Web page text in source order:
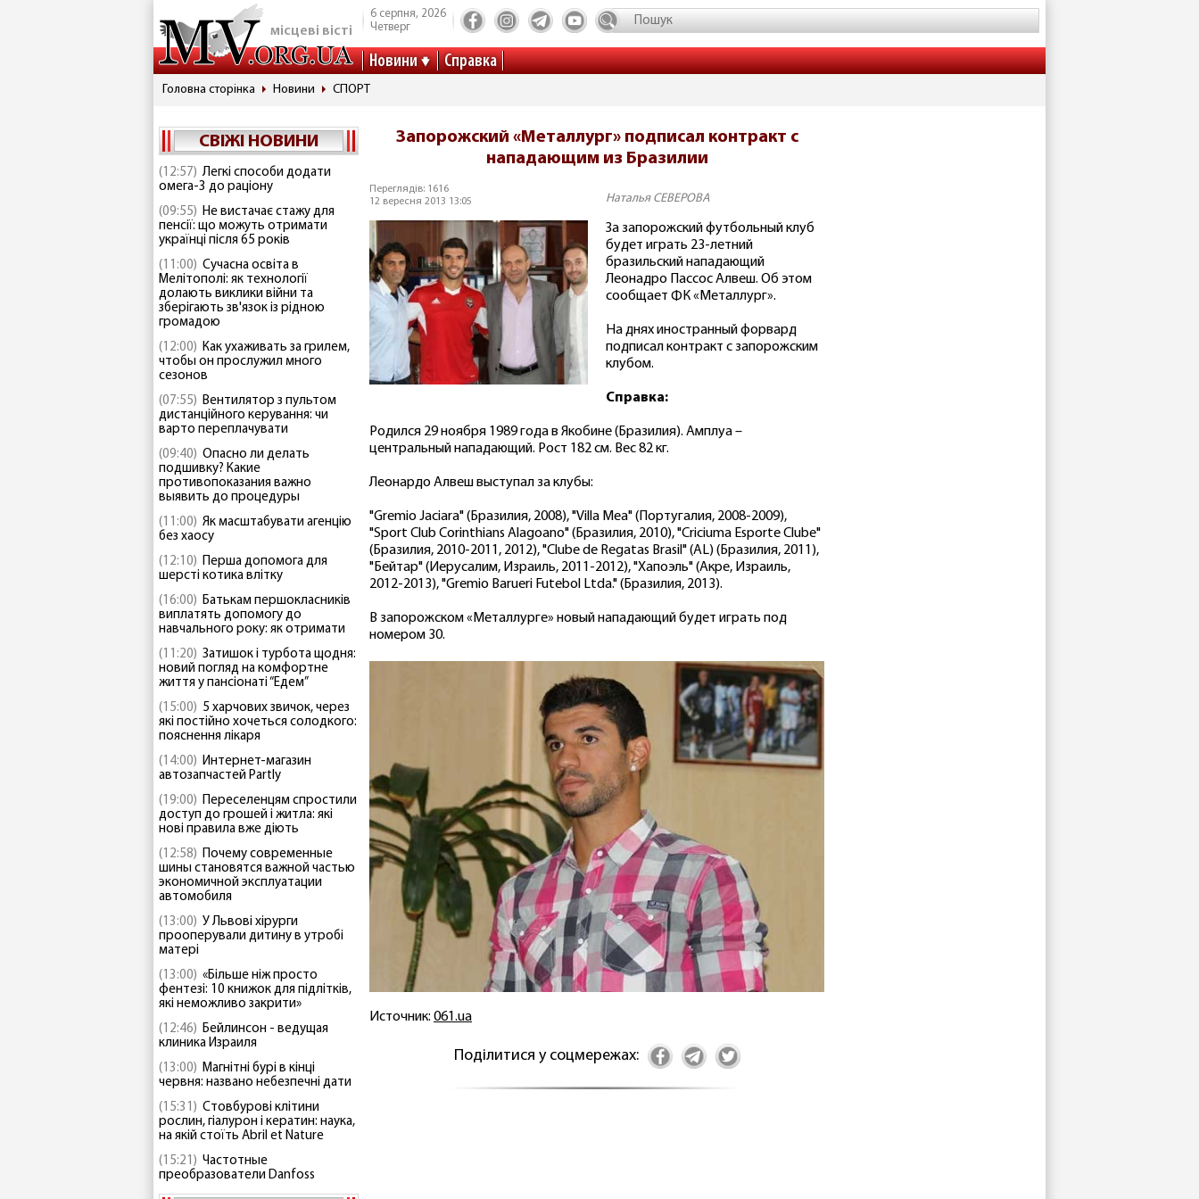
місцеві вісті
6 серпня, 2026
Четверг
Новини Справка
Головна сторінка Новини СПОРТ
СВІЖІ НОВИНИ
(12:57) Легкі способи додати
омега-3 до раціону
(09:55) Не вистачає стажу для
пенсії: що можуть отримати
українці після 65 років
(11:00) Сучасна освіта в
Мелітополі: як технології
долають виклики війни та
зберігають зв'язок із рідною
громадою
(12:00) Как ухаживать за грилем,
чтобы он прослужил много
сезонов
(07:55) Вентилятор з пультом
дистанційного керування: чи
варто переплачувати
(09:40) Опасно ли делать
подшивку? Какие
противопоказания важно
выявить до процедуры
(11:00) Як масштабувати агенцію
без хаосу
(12:10) Перша допомога для
шерсті котика влітку
(16:00) Батькам першокласників
виплатять допомогу до
навчального року: як отримати
(11:20) Затишок і турбота щодня:
новий погляд на комфортне
життя у пансіонаті “Едем”
(15:00) 5 харчових звичок, через
які постійно хочеться солодкого:
пояснення лікаря
(14:00) Интернет-магазин
автозапчастей Partly
(19:00) Переселенцям спростили
доступ до грошей і житла: які
нові правила вже діють
(12:58) Почему современные
шины становятся важной частью
экономичной эксплуатации
автомобиля
(13:00) У Львові хірурги
прооперували дитину в утробі
матері
(13:00) «Більше ніж просто
фентезі: 10 книжок для підлітків,
які неможливо закрити»
(12:46) Бейлинсон - ведущая
клиника Израиля
(13:00) Магнітні бурі в кінці
червня: названо небезпечні дати
(15:31) Стовбурові клітини
рослин, гіалурон і кератин: наука,
на якій стоїть Abril et Nature
(15:21) Частотные
преобразователи Danfoss
Запорожский «Металлург» подписал контракт с
нападающим из Бразилии
Переглядів: 1616
12 вересня 2013 13:05
Наталья СЕВЕРОВА
За запорожский футбольный клуб
будет играть 23-летний
бразильский нападающий
Леонадро Пассос Алвеш. Об этом
сообщает ФК «Металлург».
На днях иностранный форвард
подписал контракт с запорожским
клубом.
Справка:
Родился 29 ноября 1989 года в Якобине (Бразилия). Амплуа –
центральный нападающий. Рост 182 см. Вес 82 кг.
Леонардо Алвеш выступал за клубы:
"Gremio Jaciara" (Бразилия, 2008), "Villa Mea" (Португалия, 2008-2009),
"Sport Club Corinthians Alagoano" (Бразилия, 2010), "Criciuma Esporte Clube"
(Бразилия, 2010-2011, 2012), "Clube de Regatas Brasil" (AL) (Бразилия, 2011),
"Бейтар" (Иерусалим, Израиль, 2011-2012), "Хапоэль" (Акре, Израиль,
2012-2013), "Gremio Barueri Futebol Ltda." (Бразилия, 2013).
В запорожском «Металлурге» новый нападающий будет играть под
номером 30.
Источник: 061.ua
Поділитися у соцмережах: